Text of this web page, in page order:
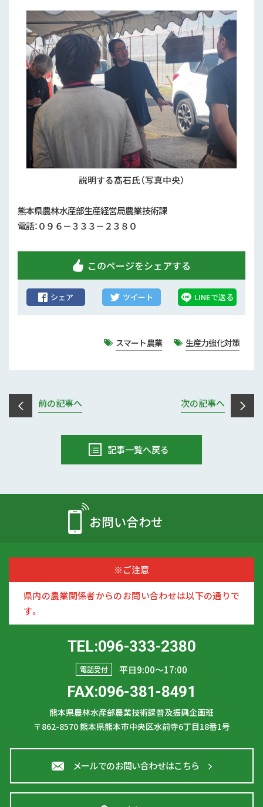
説明する髙石氏（写真中央）
熊本県農林水産部生産経営局農業技術課
電話：０９６－３３３－２３８０
このページをシェアする
シェア ツイート LINEで送る
スマート農業 生産力強化対策
前の記事へ 次の記事へ
記事一覧へ戻る
お問い合わせ
※ご注意
県内の農業関係者からのお問い合わせは以下の通りで
す。
TEL:096-333-2380
電話受付 平日9:00〜17:00
FAX:096-381-8491
熊本県農林水産部農業技術課普及振興企画班
〒862-8570熊本県熊本市中央区水前寺6丁目18番1号
メールでのお問い合わせはこちら